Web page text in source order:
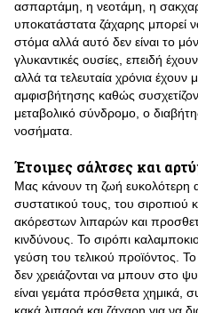
ασπαρτάμη, η νεοτάμη, η
υποκατάστατα ζάχαρης μπορεί
στόμα αλλά αυτό δεν είναι το
γλυκαντικές ουσίες, επειδή
αλλά τα τελευταία χρόνια έχουν
αμφισβήτησης καθώς
μεταβολικό σύνδρομο, ο
νοσήματα.
Έτοιμες σάλτσες και
Μας κάνουν τη ζωή ευκολότερη
συστατικού τους, του σιροπιού
ακόρεστων λιπαρών και
κινδύνους. Το σιρόπι
γεύση του τελικού προϊόντος.
δεν χρειάζονται να μπουν στο
είναι γεμάτα πρόσθετα χημικά,